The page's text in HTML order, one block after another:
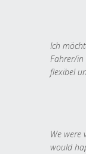
Ich
Fahrer/in
flexibel
We were
would